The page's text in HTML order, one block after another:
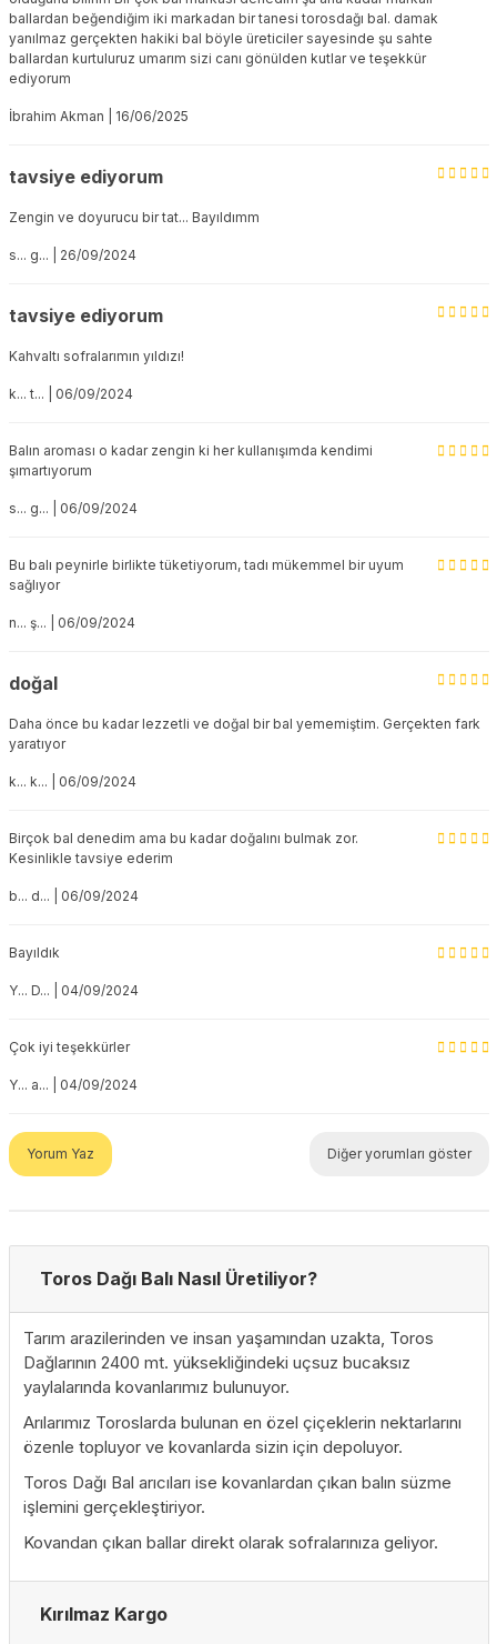
ballardan beğendiğim iki markadan bir tanesi torosdağı bal. damak
yanılmaz gerçekten hakiki bal böyle üreticiler sayesinde şu sahte
ballardan kurtuluruz umarım sizi canı gönülden kutlar ve teşekkür
ediyorum
İbrahim Akman | 16/06/2025
tavsiye ediyorum
Zengin ve doyurucu bir tat... Bayıldımm
s... g... | 26/09/2024
tavsiye ediyorum
Kahvaltı sofralarımın yıldızı!
k... t... | 06/09/2024
Balın aroması o kadar zengin ki her kullanışımda kendimi
şımartıyorum
s... g... | 06/09/2024
Bu balı peynirle birlikte tüketiyorum, tadı mükemmel bir uyum
sağlıyor
n... ş... | 06/09/2024
doğal
Daha önce bu kadar lezzetli ve doğal bir bal yememiştim. Gerçekten fark
yaratıyor
k... k... | 06/09/2024
Birçok bal denedim ama bu kadar doğalını bulmak zor.
Kesinlikle tavsiye ederim
b... d... | 06/09/2024
Bayıldık
Y... D... | 04/09/2024
Çok iyi teşekkürler
Y... a... | 04/09/2024
Yorum Yaz Diğer yorumları göster
Toros Dağı Balı Nasıl Üretiliyor?
Tarım arazilerinden ve insan yaşamından uzakta, Toros
Dağlarının 2400 mt. yüksekliğindeki uçsuz bucaksız
yaylalarında kovanlarımız bulunuyor.
Arılarımız Toroslarda bulunan en özel çiçeklerin nektarlarını
özenle topluyor ve kovanlarda sizin için depoluyor.
Toros Dağı Bal arıcıları ise kovanlardan çıkan balın süzme
işlemini gerçekleştiriyor.
Kovandan çıkan ballar direkt olarak sofralarınıza geliyor.
Kırılmaz Kargo